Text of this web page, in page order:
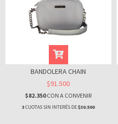
BANDOLERA CHAIN
$91.500
$82.350CON A CONVENIR
3CUOTAS SIN INTERÉS DE$30.500